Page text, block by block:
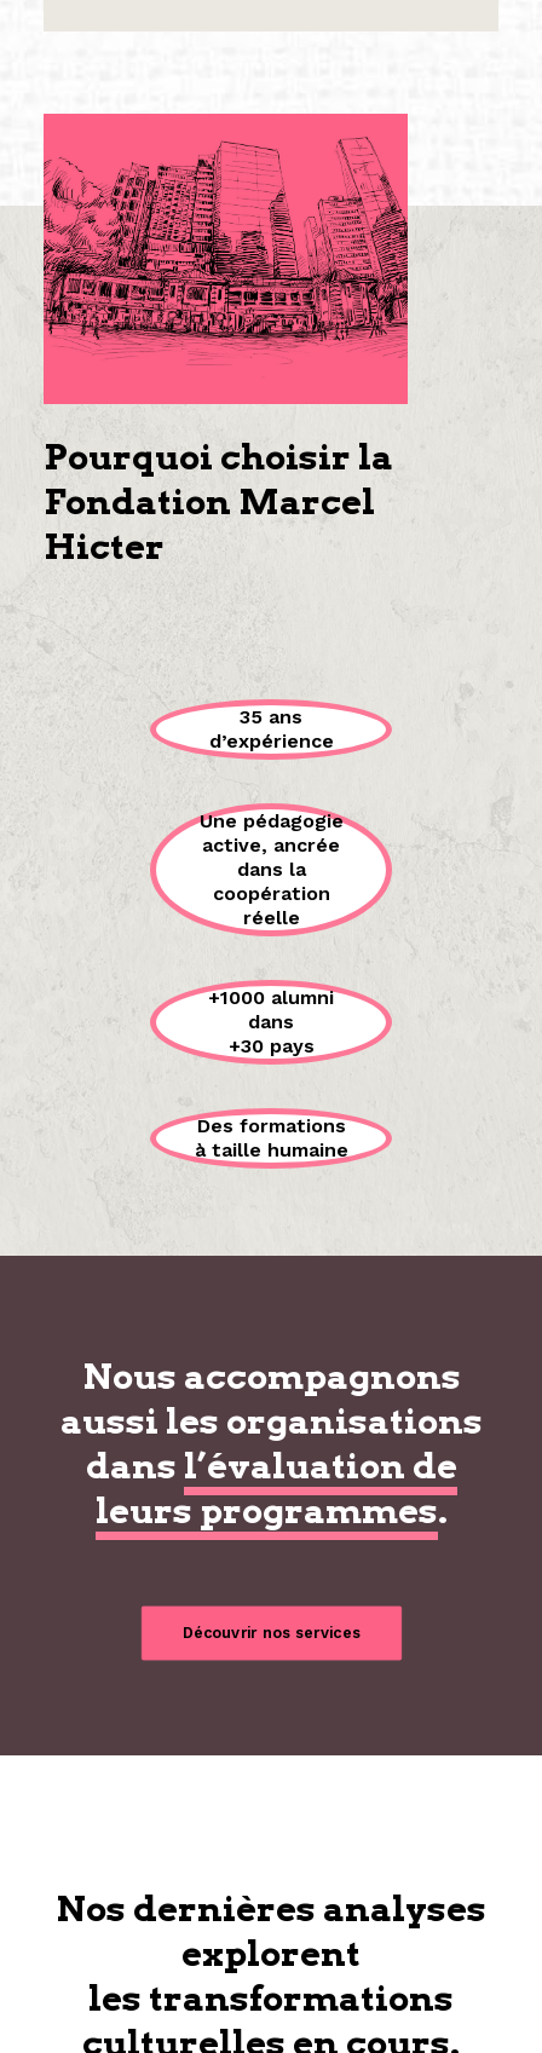
Pourquoi choisir la
Fondation Marcel
Hicter
35 ans
d’expérience
Une pédagogie
active, ancrée
dans la
coopération
réelle
+1000 alumni
dans
+30 pays
Des formations
à taille humaine
Nous accompagnons
aussi les organisations
dans l’évaluation de
leurs programmes.
Découvrir nos services
Nos dernières analyses
explorent
les transformations
culturelles en cours.